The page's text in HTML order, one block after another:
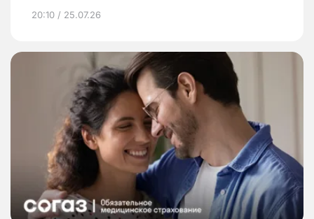
20:10 / 25.07.26